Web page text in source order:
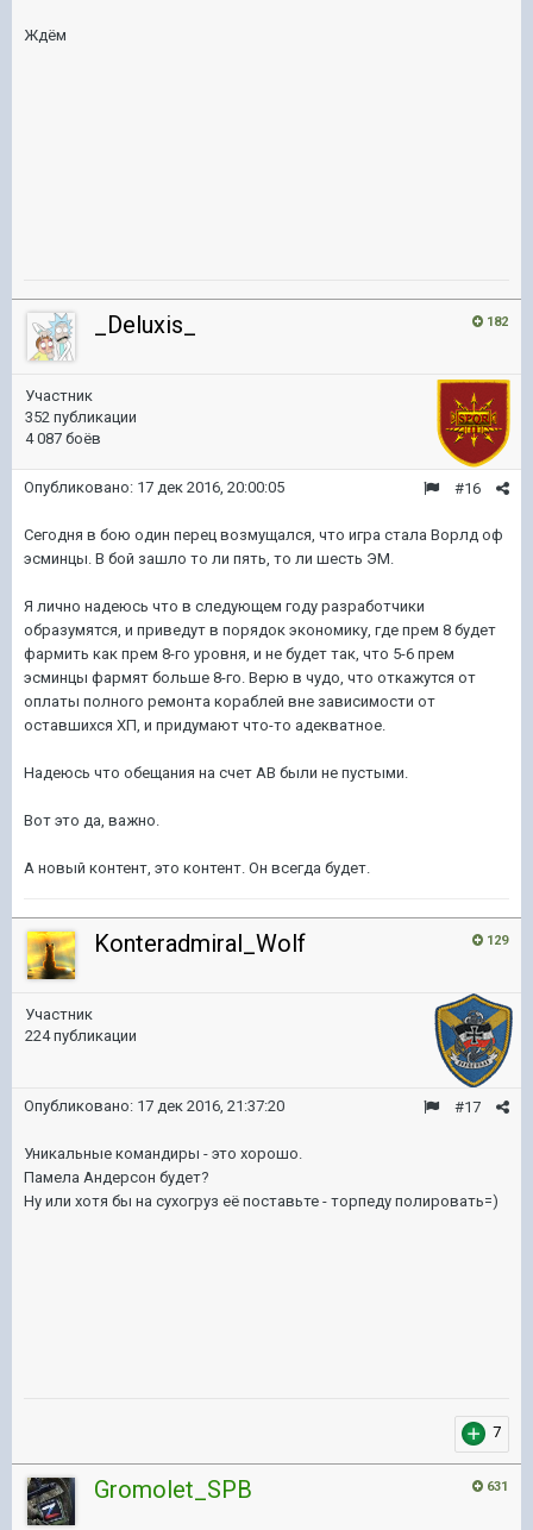
Ждём
182
_Deluxis_
Участник
352 публикации
4 087 боёв
#16
Опубликовано: 17 дек 2016, 20:00:05
Сегодня в бою один перец возмущался, что игра стала Ворлд оф
эсминцы. В бой зашло то ли пять, то ли шесть ЭМ.
Я лично надеюсь что в следующем году разработчики
образумятся, и приведут в порядок экономику, где прем 8 будет
фармить как прем 8-го уровня, и не будет так, что 5-6 прем
эсминцы фармят больше 8-го. Верю в чудо, что откажутся от
оплаты полного ремонта кораблей вне зависимости от
оставшихся ХП, и придумают что-то адекватное.
Надеюсь что обещания на счет АВ были не пустыми.
Вот это да, важно.
А новый контент, это контент. Он всегда будет.
129
Konteradmiral_Wolf
Участник
224 публикации
#17
Опубликовано: 17 дек 2016, 21:37:20
Уникальные командиры - это хорошо.
Памела Андерсон будет?
Ну или хотя бы на сухогруз её поставьте - торпеду полировать=)
7
631
Gromolet_SPB